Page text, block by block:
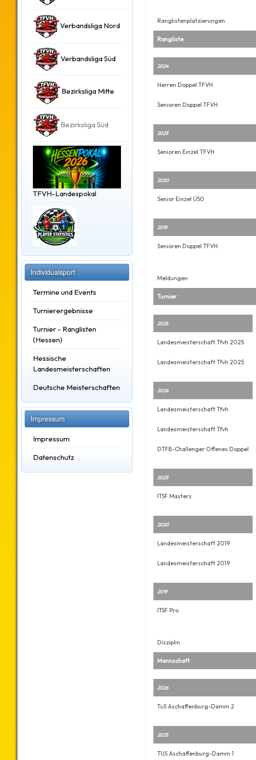
Verbandsliga Nord
Verbandsliga Süd
Bezirksliga Mitte
Bezirksliga Süd
TFVH-Landespokal
Individualsport
Termine und Events
Turnierergebnisse
Turnier - Ranglisten
(Hessen)
Hessische
Landesmeisterschaften
Deutsche Meisterschaften
Impressum
Impressum
Datenschutz
Ranglistenplatzierungen
Rangliste
2024
Herren Doppel TFVH
Senioren Doppel TFVH
2023
Senioren Einzel TFVH
2020
Senior Einzel Ü50
2019
Senioren Doppel TFVH
Meldungen
Turnier
2025
Landesmeisterschaft Tfvh 2025
Landesmeisterschaft Tfvh 2025
2024
Landesmeisterschaft Tfvh
Landesmeisterschaft Tfvh
DTFB-Challenger Offenes Doppel
2023
ITSF Masters
2020
Landesmeisterschaft 2019
Landesmeisterschaft 2019
2019
ITSF Pro
Disziplin
Mannschaft
2026
TuS Aschaffenburg-Damm 2
2025
TUS Aschaffenburg-Damm 1